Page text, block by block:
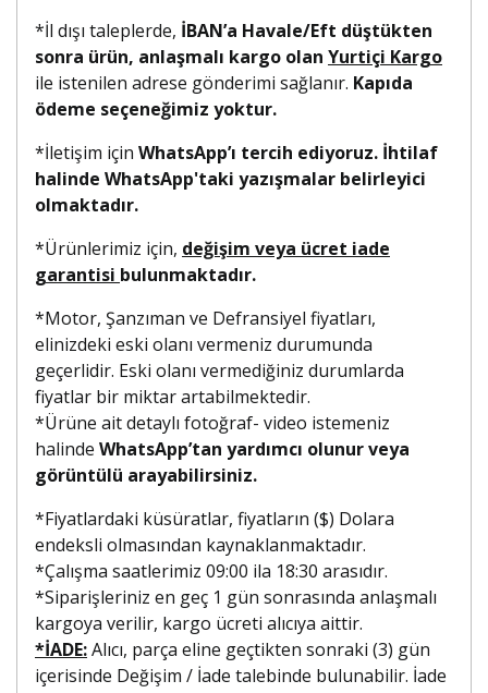
*İl dışı taleplerde, İBAN’a Havale/Eft düştükten
sonra ürün, anlaşmalı kargo olan Yurtiçi Kargo
ile istenilen adrese gönderimi sağlanır. Kapıda
ödeme seçeneğimiz yoktur.
*İletişim için WhatsApp’ı tercih ediyoruz. İhtilaf
halinde WhatsApp'taki yazışmalar belirleyici
olmaktadır.
*Ürünlerimiz için, değişim veya ücret iade
garantisi bulunmaktadır.
*Motor, Şanzıman ve Defransiyel fiyatları,
elinizdeki eski olanı vermeniz durumunda
geçerlidir. Eski olanı vermediğiniz durumlarda
fiyatlar bir miktar artabilmektedir.
*Ürüne ait detaylı fotoğraf- video istemeniz
halinde WhatsApp’tan yardımcı olunur veya
görüntülü arayabilirsiniz.
*Fiyatlardaki küsüratlar, fiyatların ($) Dolara
endeksli olmasından kaynaklanmaktadır.
*Çalışma saatlerimiz 09:00 ila 18:30 arasıdır.
*Siparişleriniz en geç 1 gün sonrasında anlaşmalı
kargoya verilir, kargo ücreti alıcıya aittir.
*İADE:Alıcı, parça eline geçtikten sonraki (3) gün
içerisinde Değişim / İade talebinde bulunabilir. İade